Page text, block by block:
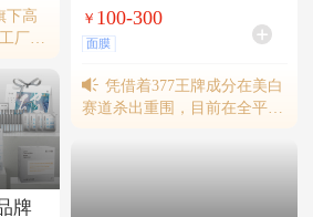
下高
厂。
￥ 100-300
面膜
凭借着377王牌成分在美白
赛道杀出重围，目前在全平台
牌